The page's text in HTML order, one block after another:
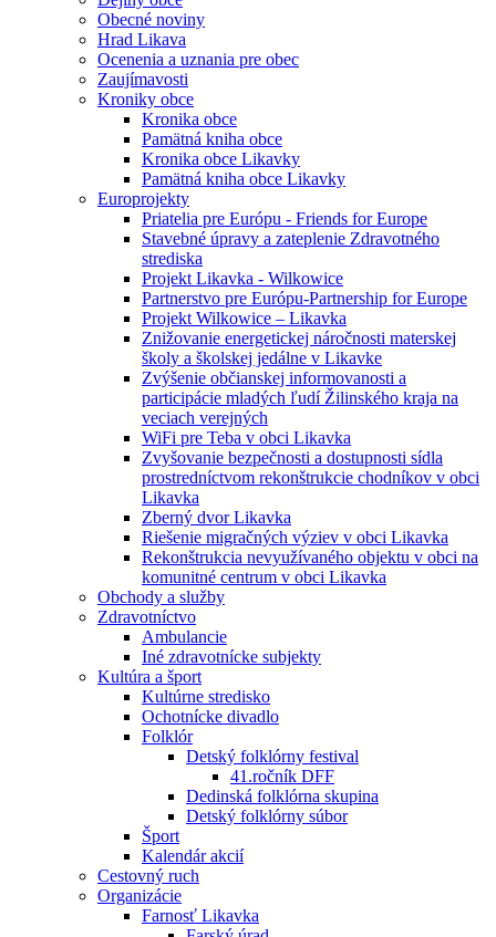
Obecné noviny
Hrad Likava
Ocenenia a uznania pre obec
Zaujímavosti
Kroniky obce
Kronika obce
Pamätná kniha obce
Kronika obce Likavky
Pamätná kniha obce Likavky
Europrojekty
Priatelia pre Európu - Friends for Europe
Stavebné úpravy a zateplenie Zdravotného
strediska
Projekt Likavka - Wilkowice
Partnerstvo pre Európu-Partnership for Europe
Projekt Wilkowice – Likavka
Znižovanie energetickej náročnosti materskej
školy a školskej jedálne v Likavke
Zvýšenie občianskej informovanosti a
participácie mladých ľudí Žilinského kraja na
veciach verejných
WiFi pre Teba v obci Likavka
Zvyšovanie bezpečnosti a dostupnosti sídla
prostredníctvom rekonštrukcie chodníkov v obci
Likavka
Zberný dvor Likavka
Riešenie migračných výziev v obci Likavka
Rekonštrukcia nevyužívaného objektu v obci na
komunitné centrum v obci Likavka
Obchody a služby
Zdravotníctvo
Ambulancie
Iné zdravotnícke subjekty
Kultúra a šport
Kultúrne stredisko
Ochotnícke divadlo
Folklór
Detský folklórny festival
41.ročník DFF
Dedinská folklórna skupina
Detský folklórny súbor
Šport
Kalendár akcií
Cestovný ruch
Organizácie
Farnosť Likavka